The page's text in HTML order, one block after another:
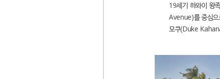
19세기 하와이 왕
Avenue)를 중심으
모쿠(Duke